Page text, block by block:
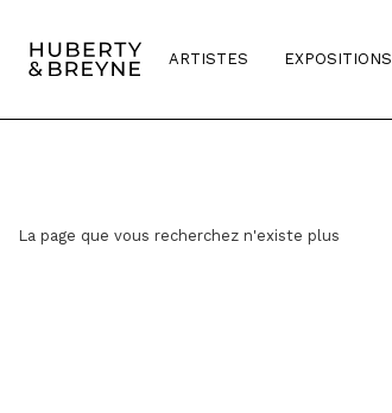
ARTISTES EXPOSITIONS
La page que vous recherchez n'existe plus